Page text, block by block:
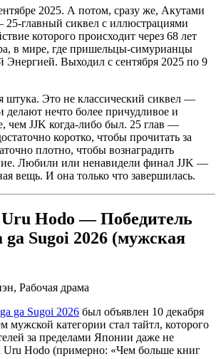
2025. А потом, сразу же, Акутами
главный сиквел с иллюстрациями
которого происходит через 68 лет
в мире, где пришельцы-симурианцы
Энергией. Выходил с сентября 2025 по 9
штука. Это не классический сиквел —
нечто более причудливое и
чем JJK когда-либо был. 25 глав —
коротко, чтобы прочитать за
плотно, чтобы вознаградить
Любили или ненавидели финал JJK —
вещь. И она только что завершилась.
Hodo — Победитель
Sugoi 2026 (мужская
Рабочая драма
ga Sugoi 2026 был объявлен 10 декабря
мужской категории стал тайтл, которого
за пределами Японии даже не
Uru Hodo (примерно: «Чем больше книг